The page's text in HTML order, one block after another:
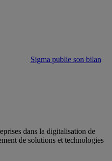
Sigma publie son bilan
dans la digitalisation de
de solutions et technologies